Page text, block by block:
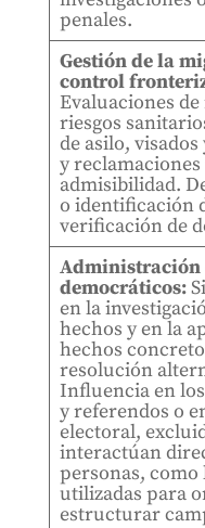
penales.
Gestión de la
control
Evaluaciones
riesgos
de asilo,
y
admisibilidad.
o identificación
verificación de
Administración
democráticos:
en la
hechos y en la
hechos
resolución
Influencia en
y referendos o
electoral,
interactúan
personas,
utilizadas para
estructurar